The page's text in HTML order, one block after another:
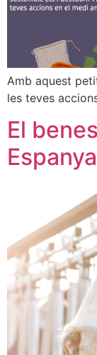
Amb aquest
les teves
El
Espanya